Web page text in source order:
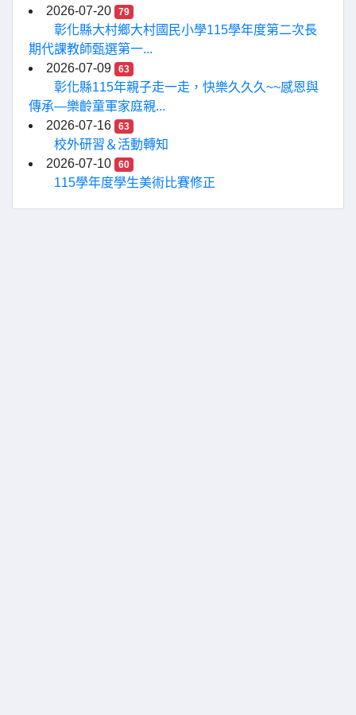
2026-07-20
79
彰化縣大村鄉大村國民小學115學年度第二次長
期代課教師甄選第一...
2026-07-09
63
彰化縣115年親子走一走，快樂久久久~~感恩與
傳承—樂齡童軍家庭親...
2026-07-16
63
校外研習＆活動轉知
2026-07-10
60
115學年度學生美術比賽修正